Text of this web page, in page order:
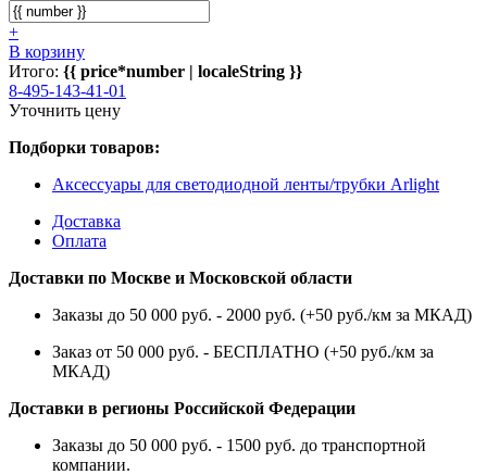
+
В корзину
Итого: {{ price*number | localeString }}
8-495-143-41-01
Уточнить цену
Подборки товаров:
Аксессуары для светодиодной ленты/трубки Arlight
Доставка
Оплата
Доставки по Москве и Московской области
Заказы до 50 000 руб. - 2000 руб. (+50 руб./км за МКАД)
Заказ от 50 000 руб. - БЕСПЛАТНО (+50 руб./км за
МКАД)
Доставки в регионы Российской Федерации
Заказы до 50 000 руб. - 1500 руб. до транспортной
компании.